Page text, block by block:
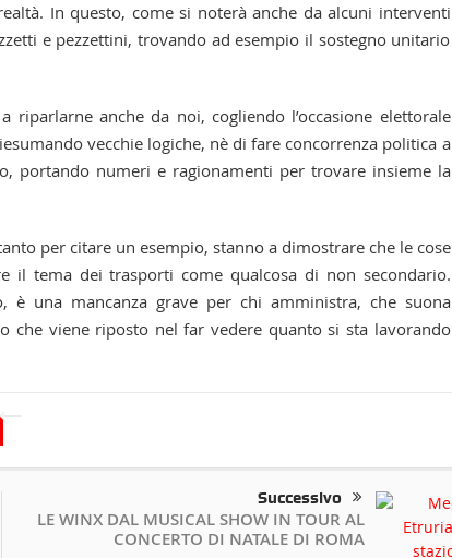
In questo, come si noterà anche da alcuni interventi
e pezzettini, trovando ad esempio il sostegno unitario
anche da noi, cogliendo l’occasione elettorale
vecchie logiche, nè di fare concorrenza politica a
portando numeri e ragionamenti per trovare insieme la
per citare un esempio, stanno a dimostrare che le cose
il tema dei trasporti come qualcosa di non secondario.
è una mancanza grave per chi amministra, che suona
che viene riposto nel far vedere quanto si sta lavorando
Successivo
LE WINX DAL MUSICAL SHOW IN TOUR AL
CONCERTO DI NATALE DI ROMA